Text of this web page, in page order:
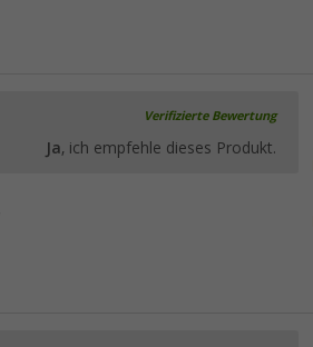
Verifizierte Bewertung
Ja, ich empfehle dieses Produkt.